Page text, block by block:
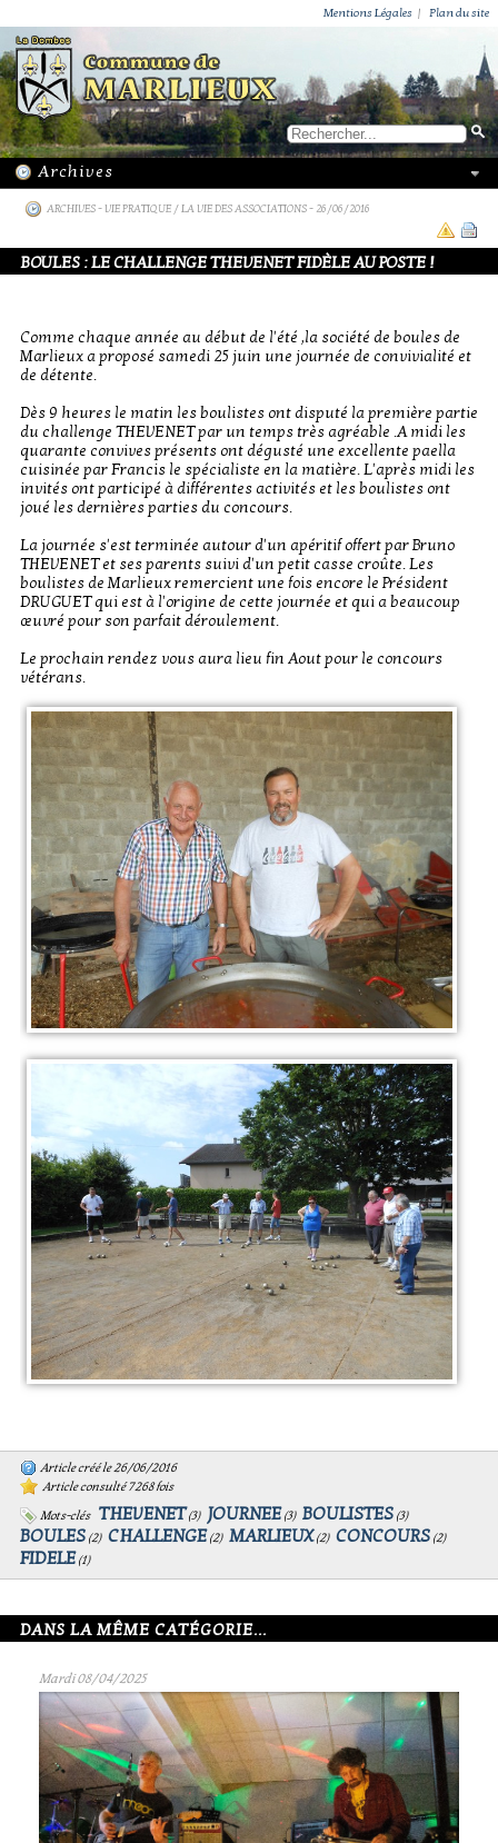
Mentions Légales | Plan du site
ARCHIVES-VIE PRATIQUE / LA VIE DES ASSOCIATIONS- 26/06/2016
BOULES : LE CHALLENGE THEVENET FIDÈLE AU POSTE !
Comme chaque année au début de l'été ,la société de boules de
Marlieux a proposé samedi 25 juin une journée de convivialité et
de détente.
Dès 9 heures le matin les boulistes ont disputé la première partie
du challenge THEVENET par un temps très agréable .A midi les
quarante convives présents ont dégusté une excellente paella
cuisinée par Francis le spécialiste en la matière. L'après midi les
invités ont participé à différentes activités et les boulistes ont
joué les dernières parties du concours.
La journée s'est terminée autour d'un apéritif offert par Bruno
THEVENET et ses parents suivi d'un petit casse croûte. Les
boulistes de Marlieux remercient une fois encore le Président
DRUGUET qui est à l'origine de cette journée et qui a beaucoup
œuvré pour son parfait déroulement.
Le prochain rendez vous aura lieu fin Aout pour le concours
vétérans.
Article créé le 26/06/2016
Article consulté 7268 fois
Mots-clés
THEVENET (3) JOURNEE (3) BOULISTES (3)
BOULES (2) CHALLENGE (2) MARLIEUX(2) CONCOURS (2)
FIDELE (1)
DANS LA MÊME CATÉGORIE...
Mardi 08/04/2025